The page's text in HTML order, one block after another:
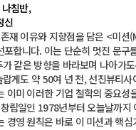
침반,
신
재 이유와 지향점을 담은 <미션
합니다. 이는 단순히 멋진 문구
같은 방향을 바라보며 나아가
게도 약 50여 년 전, 선진뷰티사
이미 이러한 기업 철학의 중요성
립일인 1978년부터 오늘날까지
경영 원칙은 바로 이 미션과 핵심